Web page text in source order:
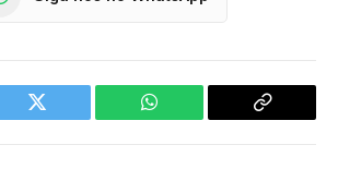
Twitter WhatsApp
Copy